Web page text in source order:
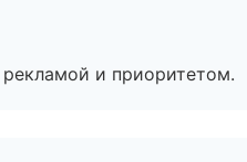
и приоритетом.